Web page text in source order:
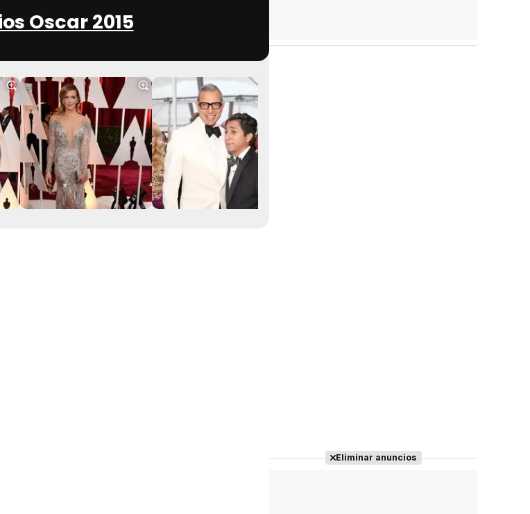
Tráiler en español 'Outcome' (2026)
Tráiler 'Do Not Enter' (2026)
Oscar 2015
Eliminar anuncios